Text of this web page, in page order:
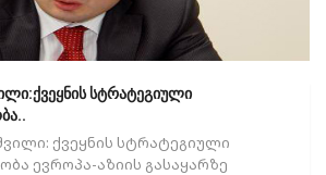
სტრატეგიული
ქვეყნის სტრატეგიული
ევროპა-აზიის გასაყარზე